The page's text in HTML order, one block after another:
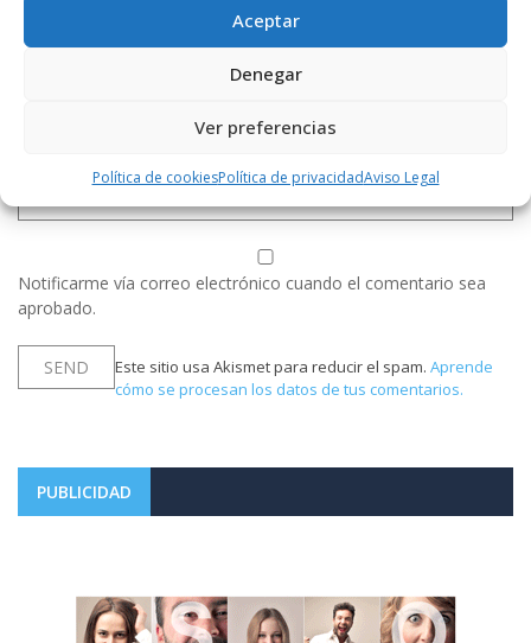
Aceptar
Denegar
Ver preferencias
Política de cookiesPolítica de privacidadAviso Legal
Notificarme vía correo electrónico cuando el comentario sea
aprobado.
Este sitio usa Akismet para reducir el spam. Aprende
cómo se procesan los datos de tus comentarios.
PUBLICIDAD